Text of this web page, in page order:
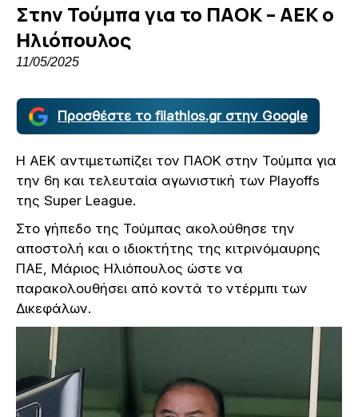
Στην Τούμπα για το ΠΑΟΚ – ΑΕΚ ο
Ηλιόπουλος
11/05/2025
Προσθέστε το filathlos.gr στην Google
Η ΑΕΚ αντιμετωπίζει τον ΠΑΟΚ στην Τούμπα για
την 6η και τελευταία αγωνιστική των Playoffs
της Super League.
Στο γήπεδο της Τούμπας ακολούθησε την
αποστολή και ο ιδιοκτήτης της κιτρινόμαυρης
ΠΑΕ, Μάριος Ηλιόπουλος ώστε να
παρακολουθήσει από κοντά το ντέρμπι των
Δικεφάλων.